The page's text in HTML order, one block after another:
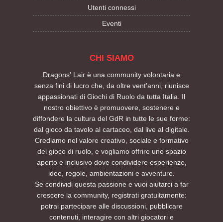
Utenti connessi
Eventi
CHI SIAMO
Dragons' Lair è una community volontaria e
senza fini di lucro che, da oltre vent’anni, riunisce
appassionati di Giochi di Ruolo da tutta Italia. Il
nostro obiettivo è promuovere, sostenere e
diffondere la cultura del GdR in tutte le sue forme:
dal gioco da tavolo al cartaceo, dal live al digitale.
Crediamo nel valore creativo, sociale e formativo
del gioco di ruolo, e vogliamo offrire uno spazio
aperto e inclusivo dove condividere esperienze,
idee, regole, ambientazioni e avventure.
Se condividi questa passione e vuoi aiutarci a far
crescere la community, registrati gratuitamente:
potrai partecipare alle discussioni, pubblicare
contenuti, interagire con altri giocatori e